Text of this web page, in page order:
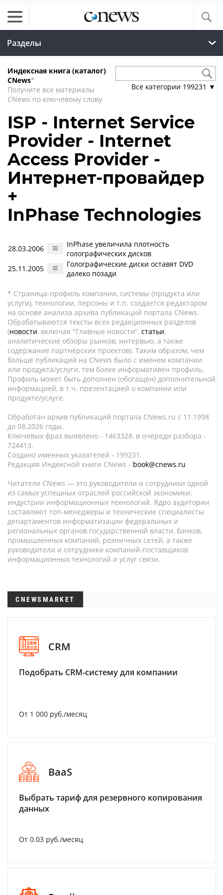
Разделы
Индексная книга (каталог)
CNews*
Получите все материалы
CNews по ключевому слову
Все категории 199231 ▼
ISP - Internet Service
Provider - Internet
Access Provider -
Интернет-провайдер
+
InPhase Technologies
28.03.2006
InPhase увеличила плотность
голографических дисков
25.11.2005
Голографические диски оставят DVD
далеко позади
* Страница-профиль компании, системы (продукта или
услуги), технологии, персоны и т.п. создается редактором
на основе анализа архива публикаций портала CNews.
Обрабатываются тексты всех редакционных разделов
(новости, включая "Главные новости", статьи,
аналитические обзоры рынков, интервью, а также
содержание партнёрских проектов). Таким образом, чем
больше публикаций на CNews было с именем компании
или продукта/услуги, тем более информативен профиль.
Профиль может быть дополнен (обогащен) дополнительной
информацией, в т.ч. презентацией о компании или
продукте/услуге.
Обработан архив публикаций портала CNews.ru c 11.1998
до 08.2026 годы.
Ключевых фраз выявлено - 1463328, в очереди разбора -
724413.
Создано именных указателей - 199231.
Редакция Индексной книги CNews - book@cnews.ru
Читатели CNews — это руководители и сотрудники одной
из самых успешных отраслей российской экономики:
индустрии информационных технологий. Ядро аудитории
составляют топ-менеджеры и технические специалисты
департаментов информатизации федеральных и
региональных органов государственной власти, банков,
промышленных компаний, розничных сетей, а также
руководители и сотрудники компаний-поставщиков
информационных технологий и услуг связи.
CNEWSMARKET
CRM
Подобрать CRM-систему для компании
От 1 000 руб./месяц
BaaS
Выбрать тариф для резервного копирования
данных
От 0.03 руб./месяц